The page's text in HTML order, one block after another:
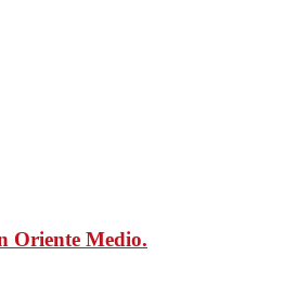
Oriente Medio.